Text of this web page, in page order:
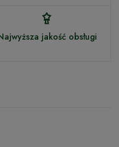
jakość obsługi